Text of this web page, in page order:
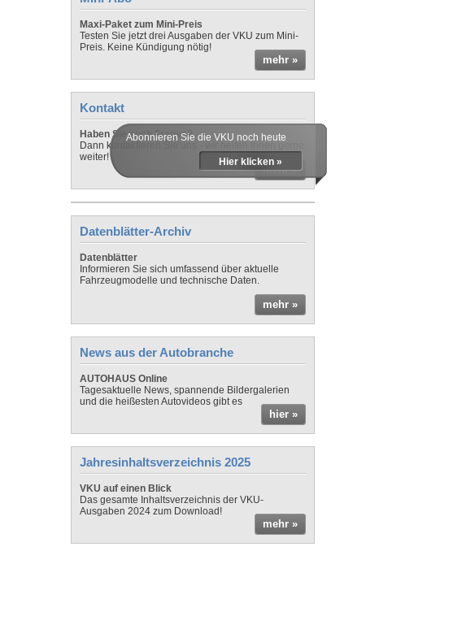
Maxi-Paket zum Mini-Preis
Testen Sie jetzt drei Ausgaben der VKU zum Mini-
Preis. Keine Kündigung nötig!
mehr »
Kontakt
Haben Sie noch Fragen?
Dann kontaktieren Sie uns - wir helfen Ihnen gerne
weiter!
mehr »
Abonnieren Sie die VKU noch heute
Hier klicken »
Datenblätter-Archiv
Datenblätter
Informieren Sie sich umfassend über aktuelle
Fahrzeugmodelle und technische Daten.
mehr »
News aus der Autobranche
AUTOHAUS Online
Tagesaktuelle News, spannende Bildergalerien
und die heißesten Autovideos gibt es
hier »
Jahresinhaltsverzeichnis 2025
VKU auf einen Blick
Das gesamte Inhaltsverzeichnis der VKU-
Ausgaben 2024 zum Download!
mehr »